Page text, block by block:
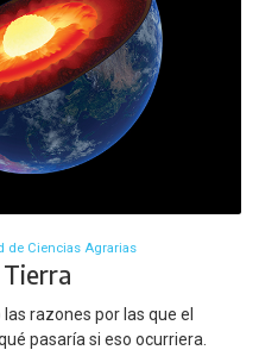
de Ciencias Agrarias
razones por las que el
pasaría si eso ocurriera.